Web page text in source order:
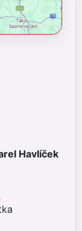
Havlíček